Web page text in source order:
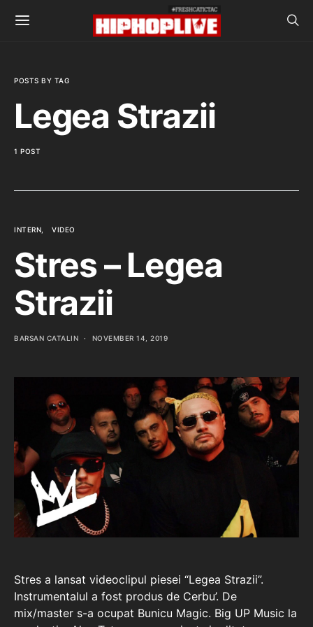
POSTS BY TAG
Legea Strazii
1 POST
INTERN VIDEO
Stres – Legea
Strazii
BARSAN CATALIN NOVEMBER 14, 2019
Stres a lansat videoclipul piesei “Legea Strazii”.
Instrumentalul a fost produs de Cerbu’. De
mix/master s-a ocupat Bunicu Magic. Big UP Music la